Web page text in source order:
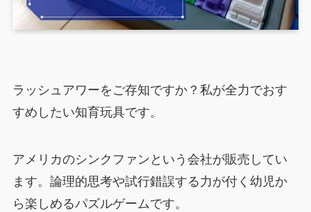
ラッシュアワーをご存知ですか？私が全力でおす
すめしたい知育玩具です。
アメリカのシンクファンという会社が販売してい
ます。論理的思考や試行錯誤する力が付く幼児か
ら楽しめるパズルゲームです。